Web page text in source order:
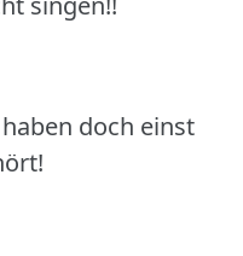
haben doch einst